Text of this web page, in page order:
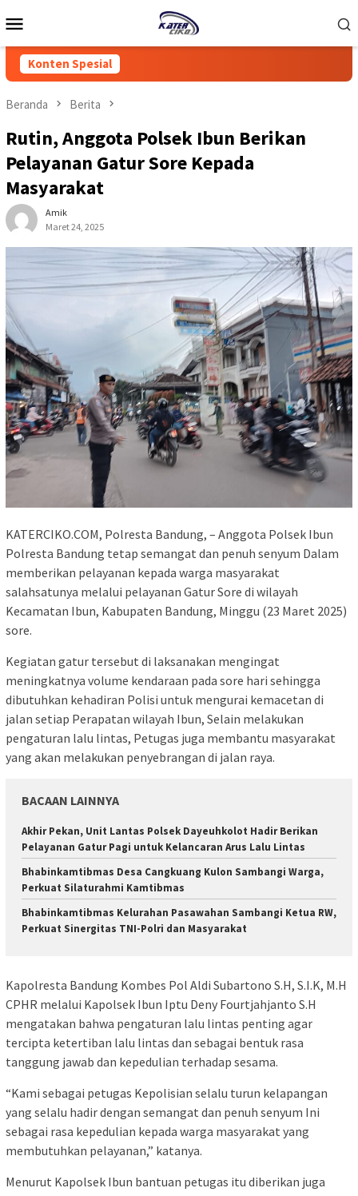
ke
Mobile
Konten Spesial
Beranda Berita
Rutin, Anggota Polsek Ibun Berikan
Pelayanan Gatur Sore Kepada
Masyarakat
Amik
Maret 24, 2025
KATERCIKO.COM, Polresta Bandung, – Anggota Polsek Ibun
Polresta Bandung tetap semangat dan penuh senyum Dalam
memberikan pelayanan kepada warga masyarakat
salahsatunya melalui pelayanan Gatur Sore di wilayah
Kecamatan Ibun, Kabupaten Bandung, Minggu (23 Maret 2025)
sore.
Kegiatan gatur tersebut di laksanakan mengingat
meningkatnya volume kendaraan pada sore hari sehingga
dibutuhkan kehadiran Polisi untuk mengurai kemacetan di
jalan setiap Perapatan wilayah Ibun, Selain melakukan
pengaturan lalu lintas, Petugas juga membantu masyarakat
yang akan melakukan penyebrangan di jalan raya.
BACAAN LAINNYA
Akhir Pekan, Unit Lantas Polsek Dayeuhkolot Hadir Berikan
Pelayanan Gatur Pagi untuk Kelancaran Arus Lalu Lintas
Bhabinkamtibmas Desa Cangkuang Kulon Sambangi Warga,
Perkuat Silaturahmi Kamtibmas
Bhabinkamtibmas Kelurahan Pasawahan Sambangi Ketua RW,
Perkuat Sinergitas TNI-Polri dan Masyarakat
Kapolresta Bandung Kombes Pol Aldi Subartono S.H, S.I.K, M.H
CPHR melalui Kapolsek Ibun Iptu Deny Fourtjahjanto S.H
mengatakan bahwa pengaturan lalu lintas penting agar
tercipta ketertiban lalu lintas dan sebagai bentuk rasa
tanggung jawab dan kepedulian terhadap sesama.
“Kami sebagai petugas Kepolisian selalu turun kelapangan
yang selalu hadir dengan semangat dan penuh senyum Ini
sebagai rasa kepedulian kepada warga masyarakat yang
membutuhkan pelayanan,” katanya.
Menurut Kapolsek Ibun bantuan petugas itu diberikan juga